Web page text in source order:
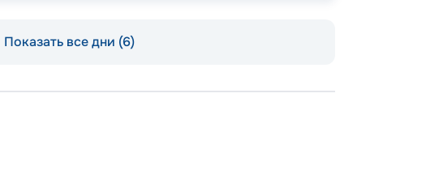
Показать все дни (6)